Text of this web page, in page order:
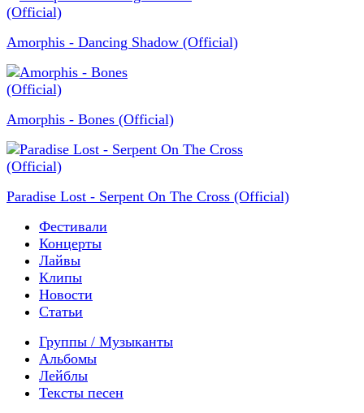
Amorphis - Dancing Shadow (Official)
Amorphis - Bones (Official)
Paradise Lost - Serpent On The Cross (Official)
Фестивали
Концерты
Лайвы
Клипы
Новости
Статьи
Группы / Музыканты
Альбомы
Лейблы
Тексты песен